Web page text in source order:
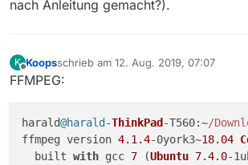
nach Anleitung gemacht?).
K
Offline
Koopsschrieb am 12. Aug. 2019, 07:07
zuletzt editiert von
FFMPEG:
harald@harald -ThinkPad -T560:~/
ffmpeg version 4.1 .4-0york3~18.04
  built
with gcc 7 (Ubuntu 7.4.0-